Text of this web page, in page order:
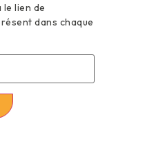
lien de
dans chaque